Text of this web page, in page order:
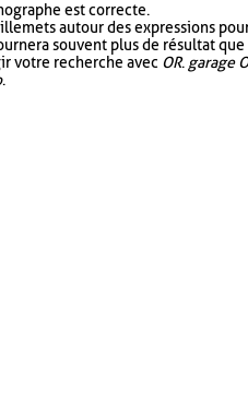
est correcte.
autour des expressions
souvent plus de résultat que
votre recherche avec OR. garage
.